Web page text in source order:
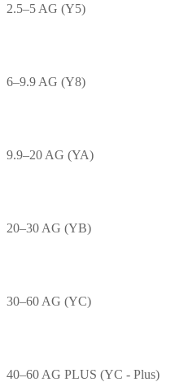
2.5–5 AG (Y5)
6–9.9 AG (Y8)
9.9–20 AG (YA)
20–30 AG (YB)
30–60 AG (YC)
40–60 AG PLUS (YC - Plus)